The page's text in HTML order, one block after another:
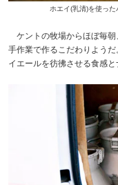
ホエイ(乳清)を使っ
ケントの牧場からほぼ毎朝
手作業で作るこだわりよう
イエールを彷彿させる食感と